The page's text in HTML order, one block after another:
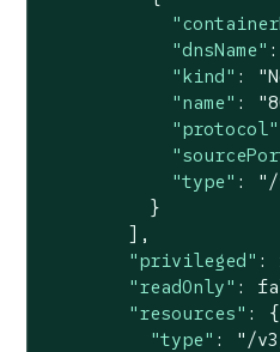
"dnsName" :
"kind" :
"name" :
"protocol"
"type" :
"/
          }
        ],
"privileged" :
"readOnly" :
"resources" : {
"type" :
"/